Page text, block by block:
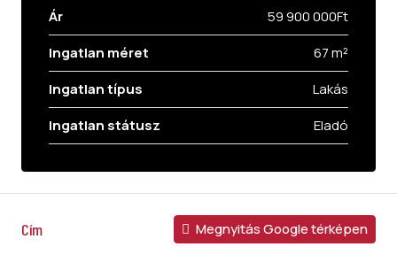
Ár
59 900 000Ft
Ingatlan méret
67 m²
Ingatlan típus
Lakás
Ingatlan státusz
Eladó
Cím Megnyitás Google térképen